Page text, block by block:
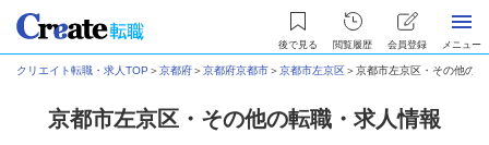
後で見る 閲覧履歴 会員登録 メニュー
クリエイト転職・求人TOP ＞京都府＞京都府京都市＞京都市左京区＞京都市左京区・その他の
京都市左京区・その他の転職・求人情報